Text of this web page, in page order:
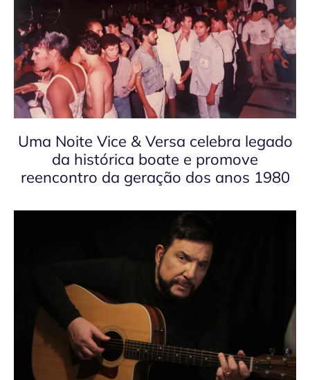
Uma Noite Vice & Versa celebra legado
da histórica boate e promove
reencontro da geração dos anos 1980